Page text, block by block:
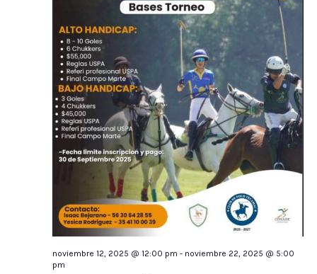
noviembre 12, 2025 @ 12:00 pm - noviembre 22, 2025 @ 5:00
pm